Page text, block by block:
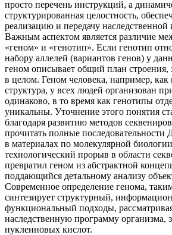
просто перечень инструкций, а
структурированная целостность,
реализацию и передачу
Важным аспектом является различие
«геном» и «генотип». Если генотип
набору аллелей (вариантов генов) у
геном описывает общий план строения,
в целом. Геном человека, например,
структура, у всех людей организован
одинаково, в то время как генотипы
уникальны. Уточнение этого понятия
благодаря развитию методов
прочитать полные последовательности
в материалах по молекулярной
технологический прорыв в области
превратил геном из абстрактной
поддающийся детальному анализу
Современное определение генома,
синтезирует структурный,
функциональный подходы,
наследственную программу организма,
нуклеиновых кислот.